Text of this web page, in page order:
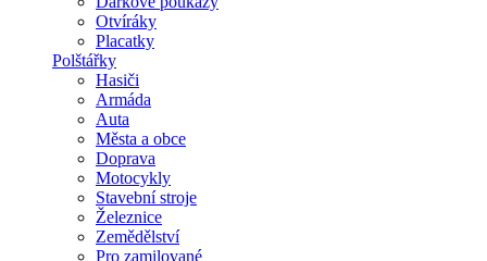
Otvíráky
Placatky
Polštářky
Hasiči
Armáda
Auta
Města a obce
Doprava
Motocykly
Stavební stroje
Železnice
Zemědělství
Pro zamilované